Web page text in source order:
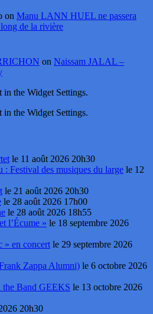
on Manu LANN HUEL ne passera
de la rivière
on Naissam JALAL –
in the Widget Settings.
in the Widget Settings.
le 11 août 2026 20h30
: Festival des musiques du large le 12
le 21 août 2026 20h30
le 28 août 2026 17h00
le 28 août 2026 18h55
l’Écume » le 18 septembre 2026
» en concert le 29 septembre 2026
Zappa Alumni) le 6 octobre 2026
Band GEEKS le 13 octobre 2026
20h30